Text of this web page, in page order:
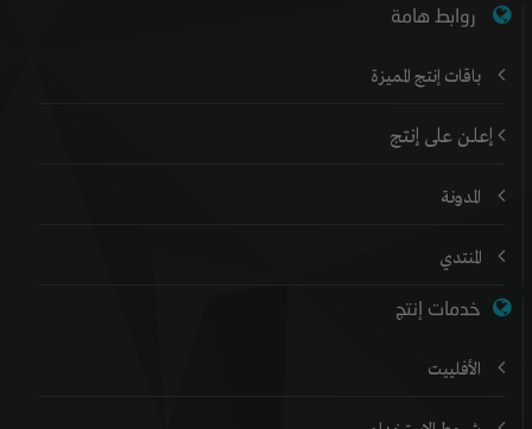
روابط هامة
باقات إنتج المميزة
إعلن على إنتج
المدونة
المنتدي
خدمات إنتج
الأفلييت